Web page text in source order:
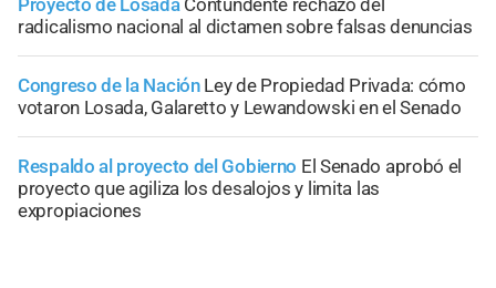
Proyecto de Losada Contundente rechazo del
radicalismo nacional al dictamen sobre falsas denuncias
Congreso de la Nación Ley de Propiedad Privada: cómo
votaron Losada, Galaretto y Lewandowski en el Senado
Respaldo al proyecto del Gobierno El Senado aprobó el
proyecto que agiliza los desalojos y limita las
expropiaciones